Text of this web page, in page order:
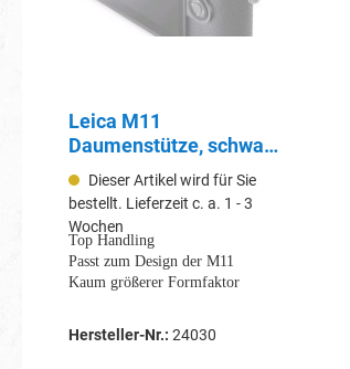
Leica M11
Daumenstütze, schwarz
(24030)
Dieser Artikel wird für Sie
bestellt. Lieferzeit c. a. 1 - 3
Wochen
Top Handling
Passt zum Design der M11
Kaum größerer Formfaktor
Hersteller-Nr.: 24030